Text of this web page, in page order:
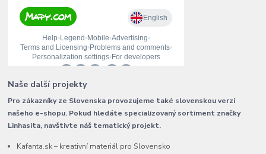
Naše další projekty
Pro zákazníky ze Slovenska provozujeme také slovenskou verzi
našeho e-shopu. Pokud hledáte specializovaný sortiment značky
Linhasita, navštivte náš tematický projekt.
Kafanta.sk – kreativní materiál pro Slovensko